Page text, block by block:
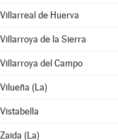
Villarreal de Huerva
Villarroya de la Sierra
Villarroya del Campo
Vilueña (La)
Vistabella
Zaida (La)